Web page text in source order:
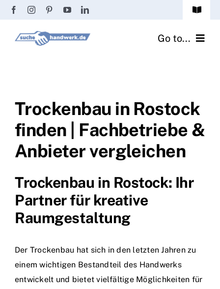
Zum
springen
Toggle
Passwort vergessen? Go to...
Handwerker Ratgeber
Wir über uns
Trockenbau in Rostock
finden | Fachbetriebe &
Anbieter vergleichen
Trockenbau in Rostock: Ihr
Partner für kreative
Raumgestaltung
Der Trockenbau hat sich in den letzten Jahren zu
einem wichtigen Bestandteil des Handwerks
entwickelt und bietet vielfältige Möglichkeiten für